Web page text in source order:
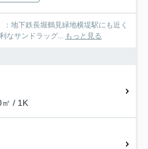
地下鉄長堀鶴見緑地横堤駅にも近く
なサンドラッグ... もっと見る
/ 1K